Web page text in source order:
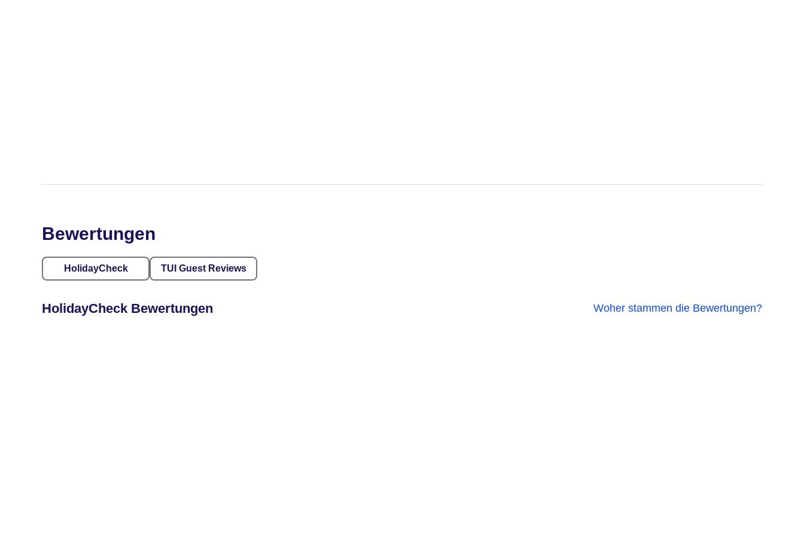
Bewertungen
HolidayCheck TUI Guest Reviews
HolidayCheck Bewertungen Woher stammen die Bewertungen?